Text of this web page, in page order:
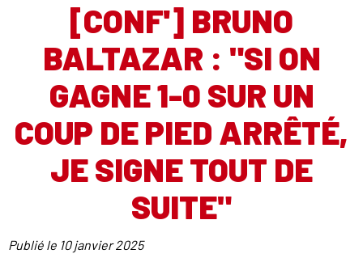
[CONF'] BRUNO
BALTAZAR : "SI ON
GAGNE 1-0 SUR UN
COUP DE PIED ARRÊTÉ,
JE SIGNE TOUT DE
SUITE"
Publié le 10 janvier 2025